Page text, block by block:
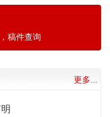
稿件查询
更多...